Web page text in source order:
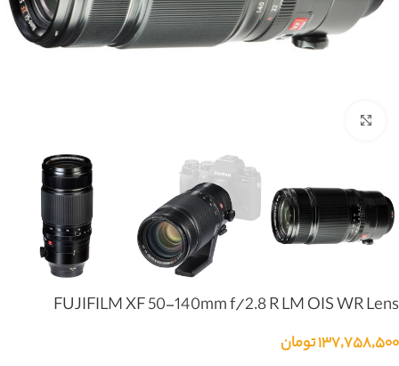
FUJIFILM XF 50-140mm f/2.8 R LM OIS WR Lens
۱۳۷,۷۵۸,۵۰۰تومان